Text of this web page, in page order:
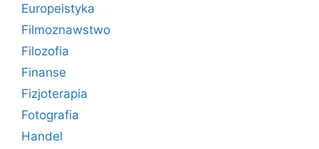
Europeistyka
Filmoznawstwo
Filozofia
Finanse
Fizjoterapia
Fotografia
Handel